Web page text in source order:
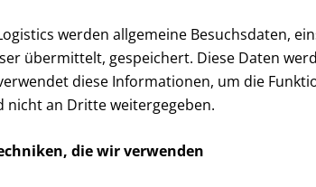
werden allgemeine Besuchsdaten,
übermittelt, gespeichert. Diese Daten
diese Informationen, um die
an Dritte weitergegeben.
die wir verwenden